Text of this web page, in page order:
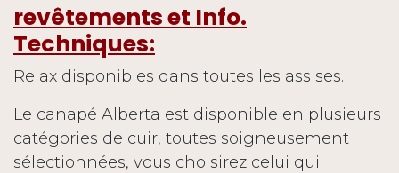
revêtements et Info.
Techniques:
Relax disponibles dans toutes les assises.
Le canapé Alberta est disponible en plusieurs
catégories de cuir, toutes soigneusement
sélectionnées, vous choisirez celui qui